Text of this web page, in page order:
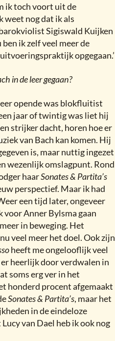
ik toch voort uit de
weet nog dat ik als
Sigiswald Kuijken
ik zelf veel meer de
opgegaan.’
in de leer gegaan?
opende was blokfluitist
jaar of twintig was liet hij
strijker dacht, horen hoe er
van Bach kan komen. Hij
is, maar nuttig ingezet
wezenlijk omslagpunt. Rond
haarSonates & Partita’s
perspectief. Maar ik had
een tijd later, ongeveer
voor Anner Bylsma gaan
in beweging. Het
veel meer het doel. Ook zijn
heeft me ongelooflijk veel
heerlijk door verdwalen in
soms erg ver in het
honderd procent afgemaakt
Sonates & Partita’s, maar het
in de eindeloze
van Dael heb ik ook nog